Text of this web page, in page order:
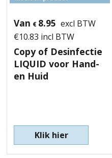
Van € 8.95 excl BTW
€10.83 incl BTW
Copy of Desinfectie
LIQUID voor Hand-
en Huid
Klik hier